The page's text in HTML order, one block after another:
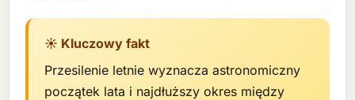
☀️ Kluczowy fakt
Przesilenie letnie wyznacza astronomiczny
początek lata i najdłuższy okres między